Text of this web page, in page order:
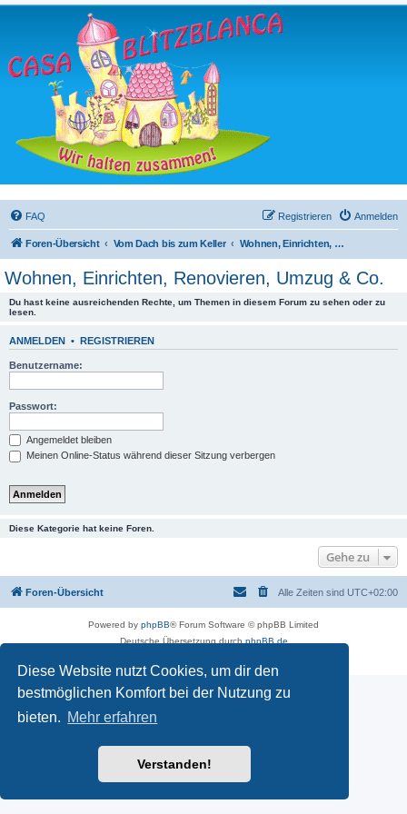
Diese Website nutzt Cookies, um dir den
bestmöglichen Komfort bei der Nutzung zu
bieten. Mehr erfahren
Verstanden!
FAQ Anmelden
Registrieren
Foren-Übersicht Vom Dach bis zum Keller Wohnen, Einrichten, Renovieren, Umzug & Co.
Wohnen, Einrichten, Renovieren, Umzug & Co.
Du hast keine ausreichenden Rechte, um Themen in diesem Forum zu sehen oder zu
lesen.
ANMELDEN • REGISTRIEREN
Benutzername:
Passwort:
Angemeldet bleiben
Meinen Online-Status während dieser Sitzung verbergen
Diese Kategorie hat keine Foren.
Gehe zu
Foren-Übersicht Alle Zeiten sind UTC+02:00
Powered by phpBB® Forum Software © phpBB Limited
Deutsche Übersetzung durch phpBB.de